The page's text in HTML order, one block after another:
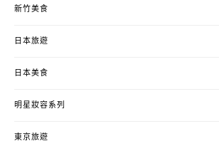
新竹美食
日本旅遊
日本美食
明星妝容系列
東京旅遊